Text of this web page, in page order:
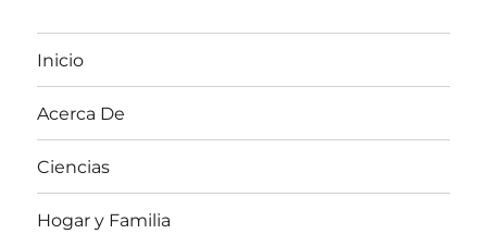
Inicio
Acerca De
Ciencias
Hogar y Familia